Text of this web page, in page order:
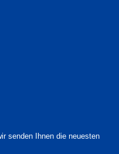
senden Ihnen die neuesten